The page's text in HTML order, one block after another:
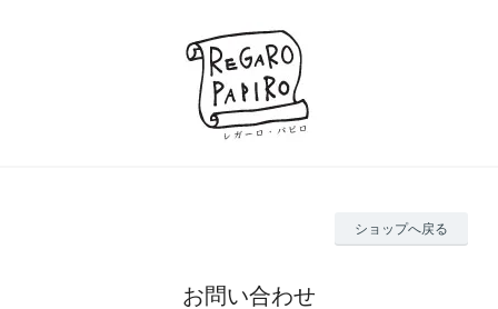
ショップへ戻る
お問い合わせ